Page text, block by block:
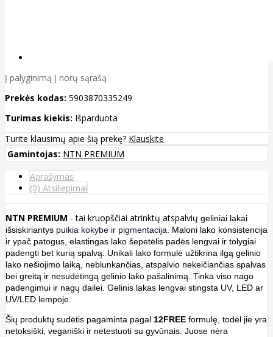
Į palyginimą Į norų sąrašą
Prekės kodas: 5903870335249
Turimas kiekis: Išparduota
Turite klausimų apie šią prekę? Klauskite
Gamintojas: NTN PREMIUM
Aprašymas
(0) Atsiliepimai
NTN PREMIUM - tai kruopščiai atrinktų atspalvių geliniai lakai
išsiskiriantys puikia kokybe ir pigmentacija.
Maloni lako konsistencija
ir ypač patogus, elastingas lako šepetėlis padės lengvai ir tolygiai
padengti bet kurią spalvą. Unikali lako formulė užtikrina ilgą gelinio
lako nešiojimo laiką, neblunkančias, atspalvio nekeičiančias spalvas
bei greitą ir nesudėtingą gelinio lako pašalinimą. Tinka viso nago
padengimui ir nagų dailei. Gelinis lakas lengvai stingsta UV, LED ar
UV/LED lempoje.
Šių produktų sudėtis pagaminta pagal 12FREE formulę, todėl jie yra
netoksiški, veganiški ir netestuoti su gyvūnais. Juose nėra